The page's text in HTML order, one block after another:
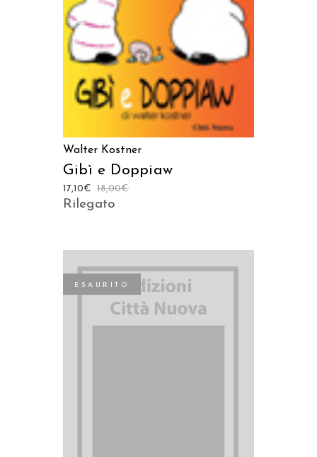
AGGIUNGI AL CARRELLO
Walter Kostner
Gibì e Doppiaw
18,00€
17,10€
Rilegato
ESAURITO